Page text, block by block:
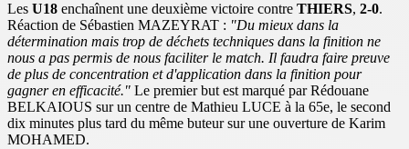
Les U18 enchaînent une deuxième victoire contre THIERS, 2-0.
Réaction de Sébastien MAZEYRAT : "Du mieux dans la
détermination mais trop de déchets techniques dans la finition ne
nous a pas permis de nous faciliter le match. Il faudra faire preuve
de plus de concentration et d'application dans la finition pour
gagner en efficacité." Le premier but est marqué par Rédouane
BELKAIOUS sur un centre de Mathieu LUCE à la 65e, le second
dix minutes plus tard du même buteur sur une ouverture de Karim
MOHAMED.